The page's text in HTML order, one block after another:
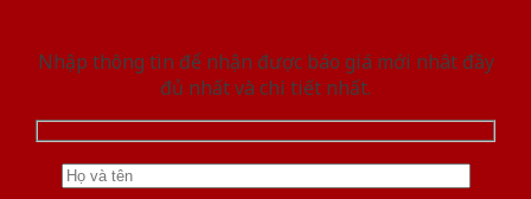
Nhập thông tin để nhận được báo giá mới nhât đầy
đủ nhất và chi tiết nhất.